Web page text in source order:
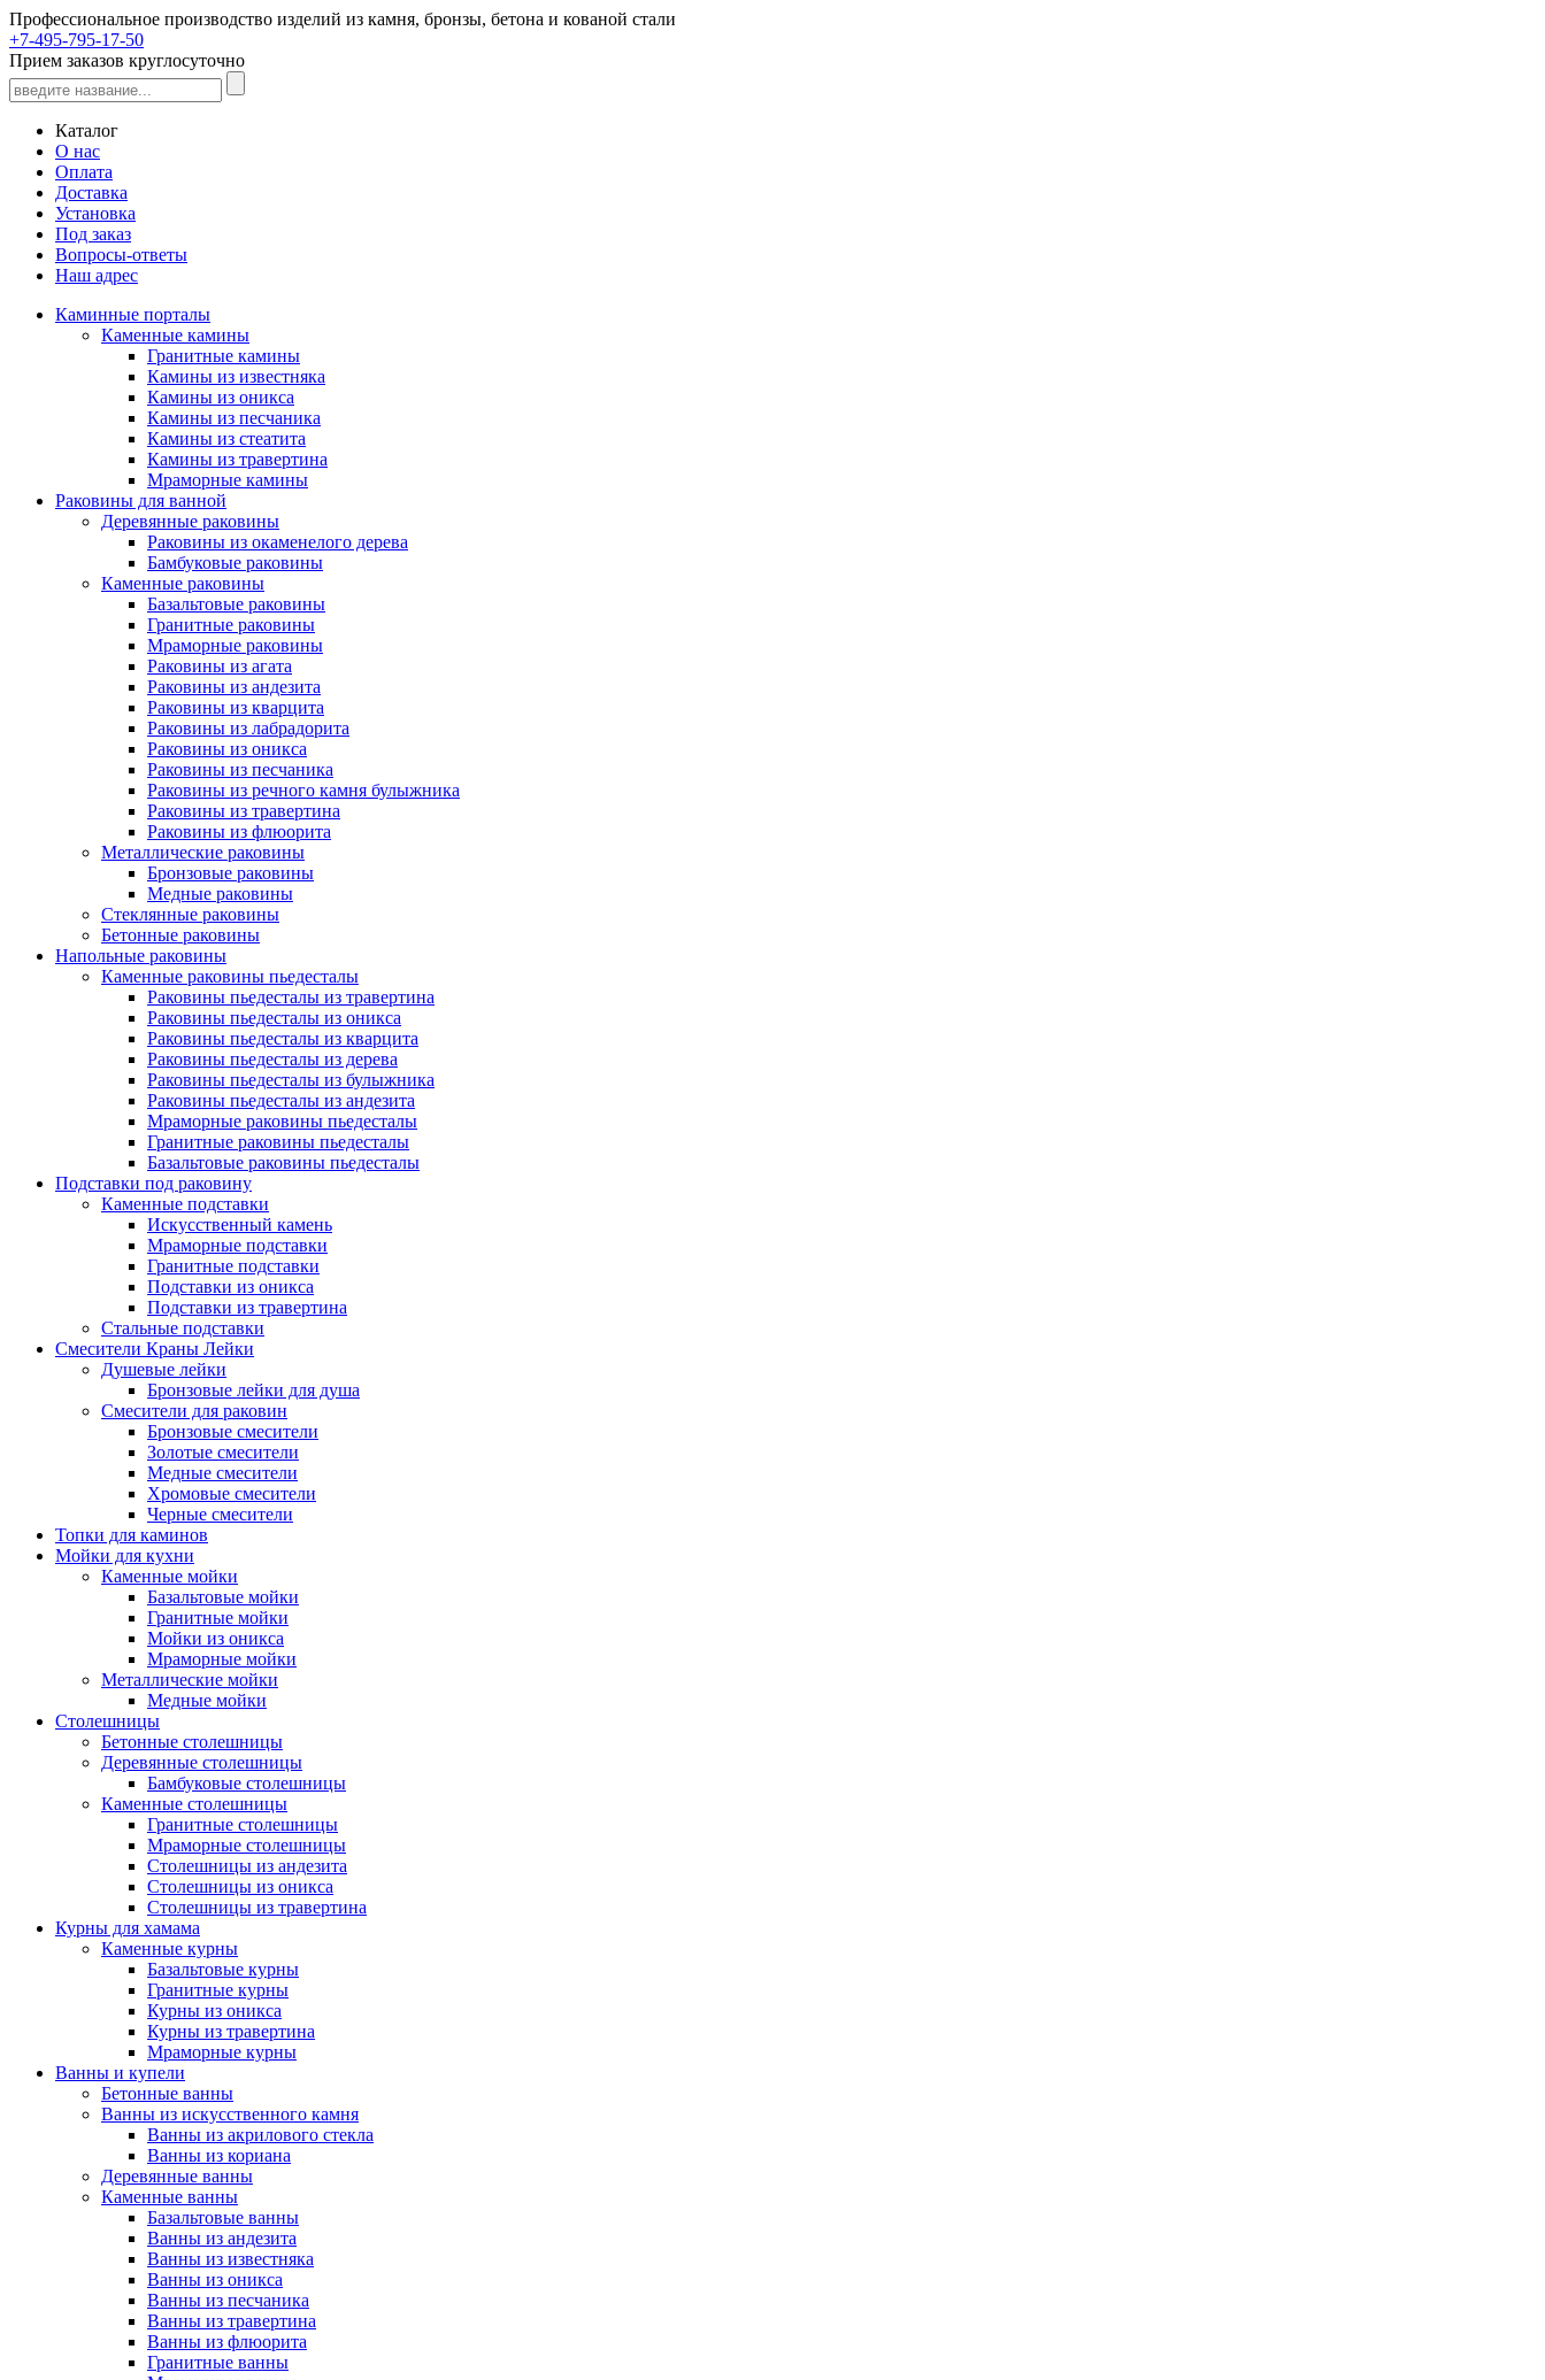
Профессиональное производство изделий из камня, бронзы, бетона и кованой стали
+7-495-795-17-50
Прием заказов круглосуточно
Каталог
О нас
Оплата
Доставка
Установка
Под заказ
Вопросы-ответы
Наш адрес
Каминные порталы
Каменные камины
Гранитные камины
Камины из известняка
Камины из оникса
Камины из песчаника
Камины из стеатита
Камины из травертина
Мраморные камины
Раковины для ванной
Деревянные раковины
Раковины из окаменелого дерева
Бамбуковые раковины
Каменные раковины
Базальтовые раковины
Гранитные раковины
Мраморные раковины
Раковины из агата
Раковины из андезита
Раковины из кварцита
Раковины из лабрадорита
Раковины из оникса
Раковины из песчаника
Раковины из речного камня булыжника
Раковины из травертина
Раковины из флюорита
Металлические раковины
Бронзовые раковины
Медные раковины
Стеклянные раковины
Бетонные раковины
Напольные раковины
Каменные раковины пьедесталы
Раковины пьедесталы из травертина
Раковины пьедесталы из оникса
Раковины пьедесталы из кварцита
Раковины пьедесталы из дерева
Раковины пьедесталы из булыжника
Раковины пьедесталы из андезита
Мраморные раковины пьедесталы
Гранитные раковины пьедесталы
Базальтовые раковины пьедесталы
Подставки под раковину
Каменные подставки
Искусственный камень
Мраморные подставки
Гранитные подставки
Подставки из оникса
Подставки из травертина
Стальные подставки
Смесители Краны Лейки
Душевые лейки
Бронзовые лейки для душа
Смесители для раковин
Бронзовые смесители
Золотые смесители
Медные смесители
Хромовые смесители
Черные смесители
Топки для каминов
Мойки для кухни
Каменные мойки
Базальтовые мойки
Гранитные мойки
Мойки из оникса
Мраморные мойки
Металлические мойки
Медные мойки
Столешницы
Бетонные столешницы
Деревянные столешницы
Бамбуковые столешницы
Каменные столешницы
Гранитные столешницы
Мраморные столешницы
Столешницы из андезита
Столешницы из оникса
Столешницы из травертина
Курны для хамама
Каменные курны
Базальтовые курны
Гранитные курны
Курны из оникса
Курны из травертина
Мраморные курны
Ванны и купели
Бетонные ванны
Ванны из искусственного камня
Ванны из акрилового стекла
Ванны из кориана
Деревянные ванны
Каменные ванны
Базальтовые ванны
Ванны из андезита
Ванны из известняка
Ванны из оникса
Ванны из песчаника
Ванны из травертина
Ванны из флюорита
Гранитные ванны